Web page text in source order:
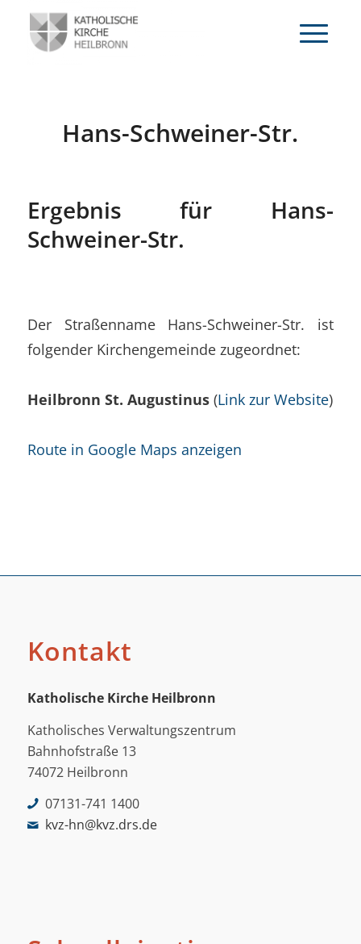
Hans-Schweiner-Str.
Ergebnis für Hans-
Schweiner-Str.
Der Straßenname Hans-Schweiner-Str. ist
folgender Kirchengemeinde zugeordnet:
Heilbronn St. Augustinus (Link zur Website)
Route in Google Maps anzeigen
Kontakt
Katholische Kirche Heilbronn
Katholisches Verwaltungszentrum
Bahnhofstraße 13
74072 Heilbronn
07131-741 1400
kvz-hn@kvz.drs.de